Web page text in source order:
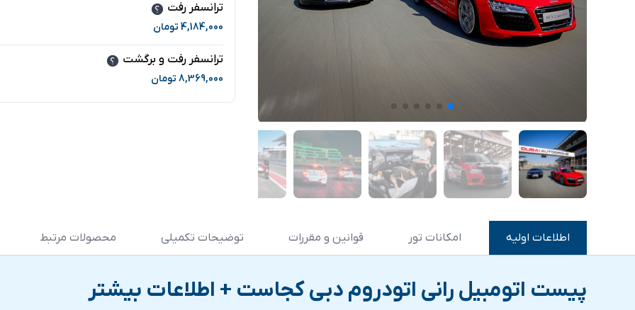
ترانسفر رفت
4,184,000 تومان
ترانسفر رفت و برگشت
8,369,000 تومان
اطلاعات اولیه امکانات تور قوانین و مقررات توضیحات تکمیلی محصولات مرتبط
پیست اتومبیل رانی اتودروم دبی کجاست + اطلاعات بیشتر